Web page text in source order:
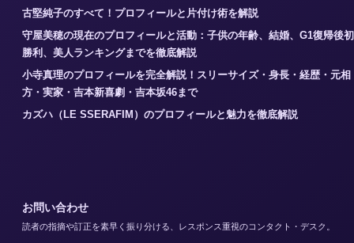
古堅純子のすべて！プロフィールと片付け術を解説
守屋美穂の現在のプロフィールと活動：子供の年齢、結婚、G1復帰後初
勝利、美人ランキングまでを徹底解説
小寺真理のプロフィールを完全解説！スリーサイズ・身長・経歴・元相
方・実家・吉本新喜劇・吉本坂46まで
カズハ（LE SSERAFIM）のプロフィールと魅力を徹底解説
お問い合わせ
読者の指摘や訂正を素早く振り分ける、レスポンス重視のコンタクト・デスク。